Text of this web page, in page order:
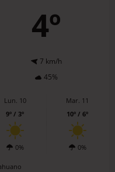
4º
7 km/h
45%
Lun. 10
9º / 3º
0%
Mar. 11
10º / 6º
0%